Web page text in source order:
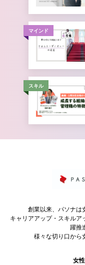
マインド
スキル
創業以来、パソナは
キャリアアップ・スキル
躍推
様々な切り口から
女